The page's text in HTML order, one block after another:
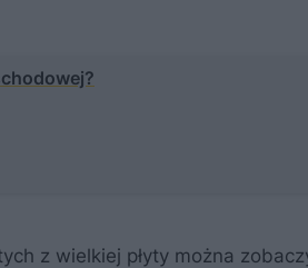
z wielkiej płyty można